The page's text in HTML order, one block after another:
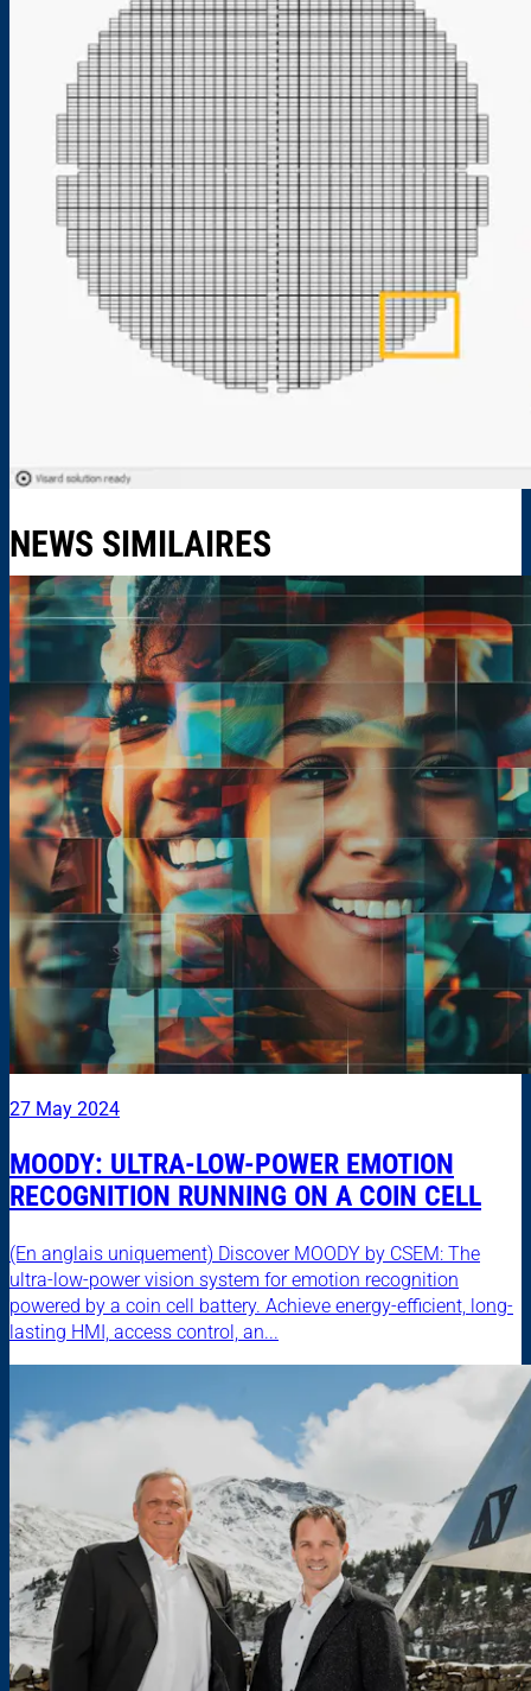
NEWS SIMILAIRES
27 May 2024
MOODY: ULTRA-LOW-POWER EMOTION
RECOGNITION RUNNING ON A COIN CELL
(En anglais uniquement) Discover MOODY by CSEM: The
ultra-low-power vision system for emotion recognition
powered by a coin cell battery. Achieve energy-efficient, long-
lasting HMI, access control, an...